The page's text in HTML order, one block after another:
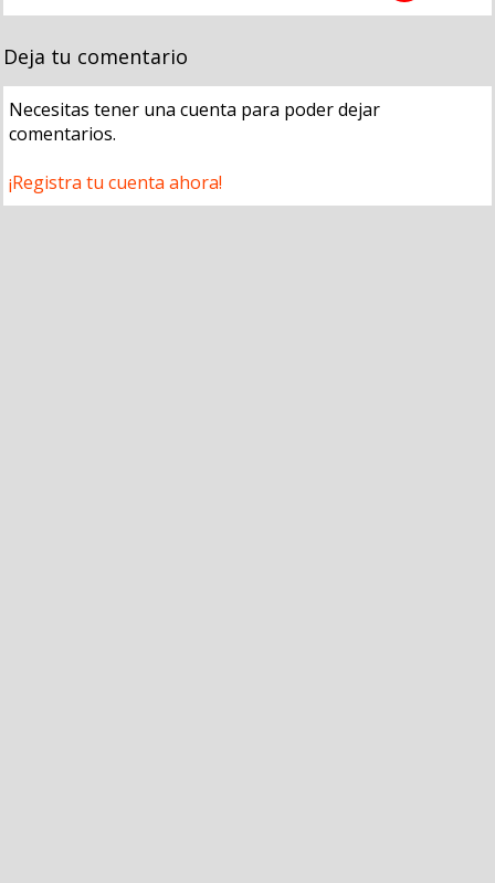
Deja tu comentario
Necesitas tener una cuenta para poder dejar
comentarios.
¡Registra tu cuenta ahora!